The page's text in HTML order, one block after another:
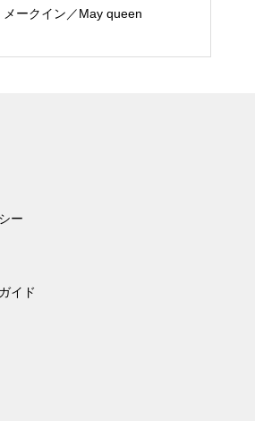
メークイン／May queen
ー
イド